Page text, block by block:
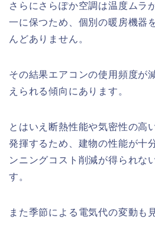
さらにさらぽか空調は温度ムラ
一に保つため、個別の暖房機器
んどありません。
その結果エアコンの使用頻度が
えられる傾向にあります。
とはいえ断熱性能や気密性の高
発揮するため、建物の性能が十
ンニングコスト削減が得られな
す。
また季節による電気代の変動も